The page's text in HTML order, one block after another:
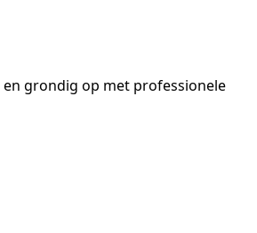
grondig op met professionele